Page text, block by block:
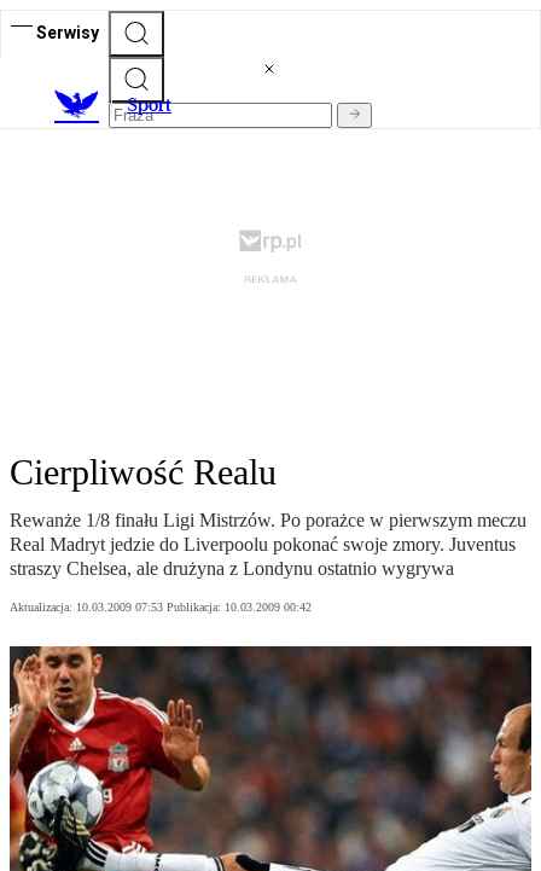
Serwisy
Sport
Cierpliwość Realu
Rewanże 1/8 finału Ligi Mistrzów. Po porażce w pierwszym meczu
Real Madryt jedzie do Liverpoolu pokonać swoje zmory. Juventus
straszy Chelsea, ale drużyna z Londynu ostatnio wygrywa
Aktualizacja: 10.03.2009 07:53 Publikacja: 10.03.2009 00:42